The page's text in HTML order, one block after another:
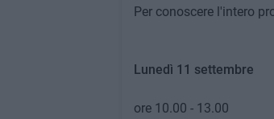
Per conoscere l'intero
Lunedì 11 settembre
ore 10.00 - 13.00